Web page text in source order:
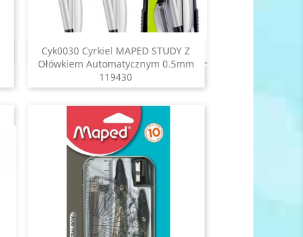
Cyk0030 Cyrkiel MAPED STUDY Z
Ołówkiem Automatycznym 0.5mm
119430
Szybki podgląd